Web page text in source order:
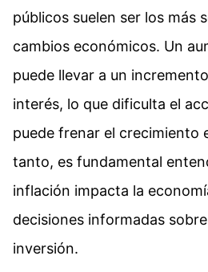
públicos suelen ser los más
cambios económicos. Un
puede llevar a un
interés, lo que dificulta el
puede frenar el crecimiento
tanto, es fundamental
inflación impacta la
decisiones informadas
inversión.